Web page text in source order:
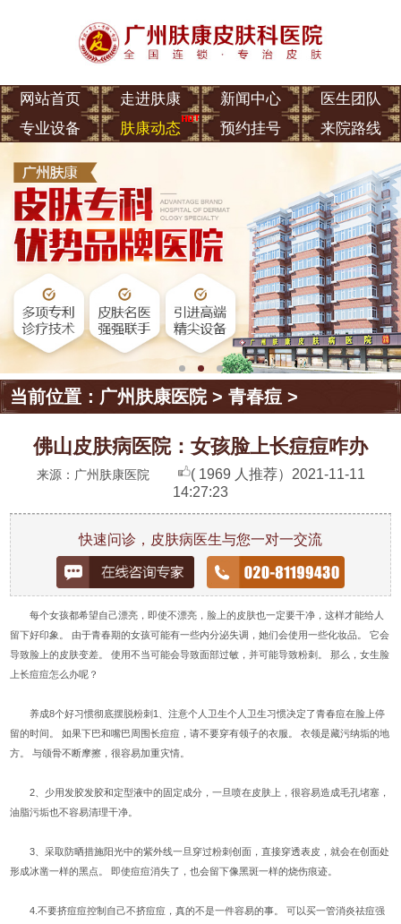
网站首页 走进肤康 新闻中心
医生团队
专业设备
肤康动态 预约挂号 来院路线
当前位置： 广州肤康医院>青春痘 >
佛山皮肤病医院：女孩脸上长痘痘咋办
来源：广州肤康医院 ( 1969 人推荐） 2021-11-11
14:27:23
快速问诊，皮肤病医生与您一对一交流
每个女孩都希望自己漂亮，即使不漂亮，脸上的皮肤也一定要干净，这样才能给人
留下好印象。 由于青春期的女孩可能有一些内分泌失调，她们会使用一些化妆品。 它会
导致脸上的皮肤变差。 使用不当可能会导致面部过敏，并可能导致粉刺。 那么，女生脸
上长痘痘怎么办呢？
养成8个好习惯彻底摆脱粉刺1、注意个人卫生个人卫生习惯决定了青春痘在脸上停
留的时间。 如果下巴和嘴巴周围长痘痘，请不要穿有领子的衣服。 衣领是藏污纳垢的地
方。 与颌骨不断摩擦，很容易加重灾情。
2、少用发胶发胶和定型液中的固定成分，一旦喷在皮肤上，很容易造成毛孔堵塞，
油脂污垢也不容易清理干净。
3、采取防晒措施阳光中的紫外线一旦穿过粉刺创面，直接穿透表皮，就会在创面处
形成冰凿一样的黑点。 即使痘痘消失了，也会留下像黑斑一样的烧伤痕迹。
4.不要挤痘痘控制自己不挤痘痘，真的不是一件容易的事。 可以买一管消炎祛痘强